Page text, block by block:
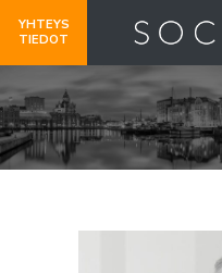
YHTEYS
TIEDOT